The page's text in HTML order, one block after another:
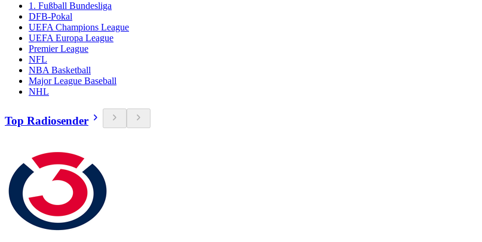
1. Fußball Bundesliga
DFB-Pokal
UEFA Champions League
UEFA Europa League
Premier League
NFL
NBA Basketball
Major League Baseball
NHL
Top Radiosender